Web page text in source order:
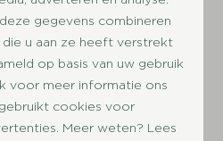
moment verveelt! De
de Veluwe leent zich
wandeling of een
de bossen. In het
Veluwe kun je genieten
en uitgestrekte
gegevens combineren
u aan ze heeft verstrekt
op basis van uw gebruik
voor meer informatie ons
gebruikt cookies voor
Meer weten? Lees